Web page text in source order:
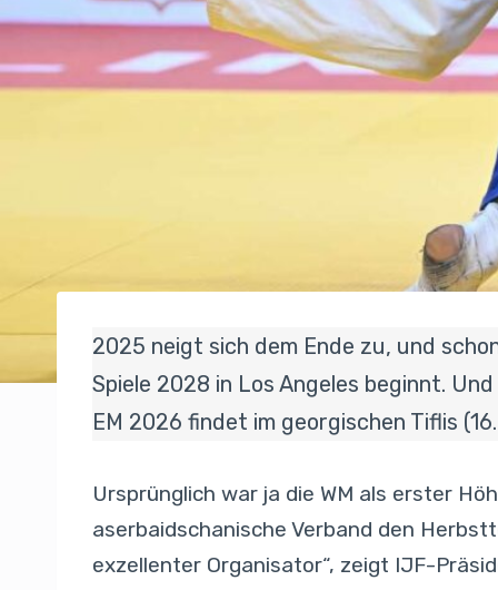
2025 neigt sich dem Ende zu, und
Spiele 2028 in Los Angeles beginnt.
EM 2026 findet im georgischen Tiflis
Ursprünglich war ja die WM als erster
aserbaidschanische Verband den
exzellenter Organisator“, zeigt IJF-